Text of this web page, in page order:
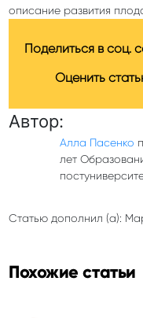
описание развития
Поделиться в соц.
Оценить
Автор:
Алла Пасенко
лет
Статью дополнил (а):
Похожие статьи